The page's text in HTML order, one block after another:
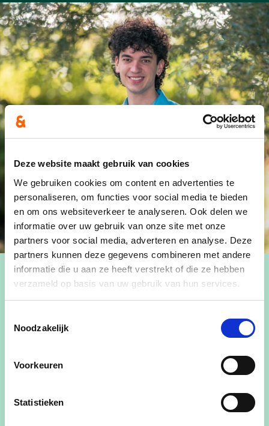
Deze website maakt gebruik van cookies
We gebruiken cookies om content en advertenties te
personaliseren, om functies voor social media te bieden
en om ons websiteverkeer te analyseren. Ook delen we
informatie over uw gebruik van onze site met onze
partners voor social media, adverteren en analyse. Deze
partners kunnen deze gegevens combineren met andere
informatie die u aan ze heeft verstrekt of die ze hebben
verzameld op basis van uw gebruik van hun services.
Noodzakelijk
Voorkeuren
Statistieken
goesting duw ik zoveel